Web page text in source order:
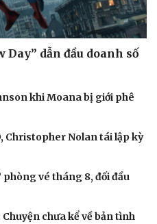
dẫn đầu doanh số
khi Moana bị giới phê
Christopher Nolan tái lập kỳ
phòng vé tháng 8, đối đầu
chưa kể về bản tình